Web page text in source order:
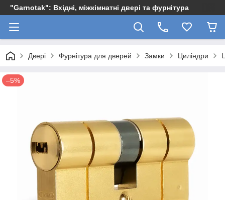
"Garnotak": Вхідні, міжкімнатні двері та фурнітура
Двері Фурнітура для дверей Замки Циліндри
–5%